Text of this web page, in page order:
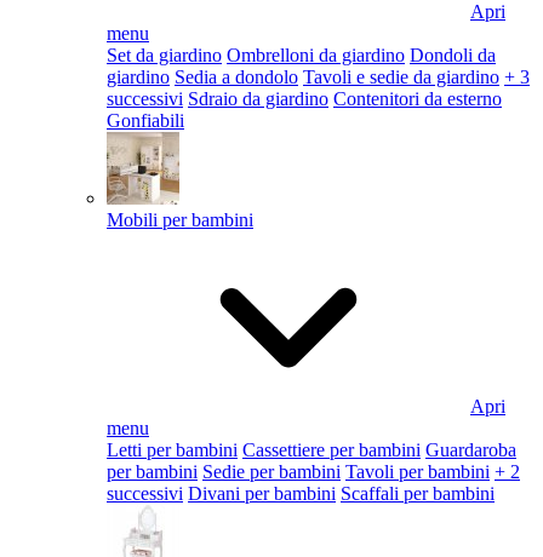
Apri
menu
Set da giardino Ombrelloni da giardino Dondoli da
giardino Sedia a dondolo Tavoli e sedie da giardino + 3
successivi Sdraio da giardino Contenitori da esterno
Gonfiabili
Mobili per bambini
Apri
menu
Letti per bambini Cassettiere per bambini Guardaroba
per bambini Sedie per bambini Tavoli per bambini + 2
successivi Divani per bambini Scaffali per bambini